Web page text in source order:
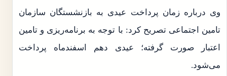
وی درباره زمان پرداخت عیدی به بازنشستگان سازمان
تامین اجتماعی تصریح کرد: با توجه به برنامه‌ریزی و تامین
اعتبار صورت گرفته؛ عیدی دهم اسفندماه پرداخت
می‌شود.​